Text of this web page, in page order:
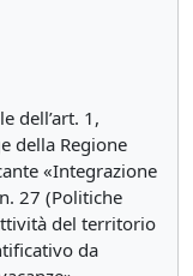
dell’art. 1,
della Regione
«Integrazione
27 (Politiche
del territorio
da